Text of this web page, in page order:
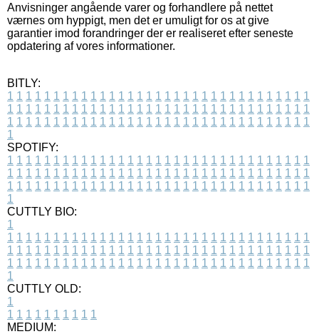
Anvisninger angående varer og forhandlere på nettet
værnes om hyppigt, men det er umuligt for os at give
garantier imod forandringer der er realiseret efter seneste
opdatering af vores informationer.
BITLY:
1 1 1 1 1 1 1 1 1 1 1 1 1 1 1 1 1 1 1 1 1 1 1 1 1 1 1 1 1 1 1 1 1
1 1 1 1 1 1 1 1 1 1 1 1 1 1 1 1 1 1 1 1 1 1 1 1 1 1 1 1 1 1 1 1 1
1 1 1 1 1 1 1 1 1 1 1 1 1 1 1 1 1 1 1 1 1 1 1 1 1 1 1 1 1 1 1 1 1
1
SPOTIFY:
1 1 1 1 1 1 1 1 1 1 1 1 1 1 1 1 1 1 1 1 1 1 1 1 1 1 1 1 1 1 1 1 1
1 1 1 1 1 1 1 1 1 1 1 1 1 1 1 1 1 1 1 1 1 1 1 1 1 1 1 1 1 1 1 1 1
1 1 1 1 1 1 1 1 1 1 1 1 1 1 1 1 1 1 1 1 1 1 1 1 1 1 1 1 1 1 1 1 1
1
CUTTLY BIO:
1
1 1 1 1 1 1 1 1 1 1 1 1 1 1 1 1 1 1 1 1 1 1 1 1 1 1 1 1 1 1 1 1 1
1 1 1 1 1 1 1 1 1 1 1 1 1 1 1 1 1 1 1 1 1 1 1 1 1 1 1 1 1 1 1 1 1
1 1 1 1 1 1 1 1 1 1 1 1 1 1 1 1 1 1 1 1 1 1 1 1 1 1 1 1 1 1 1 1 1
1
CUTTLY OLD:
1
1 1 1 1 1 1 1 1 1 1
MEDIUM: